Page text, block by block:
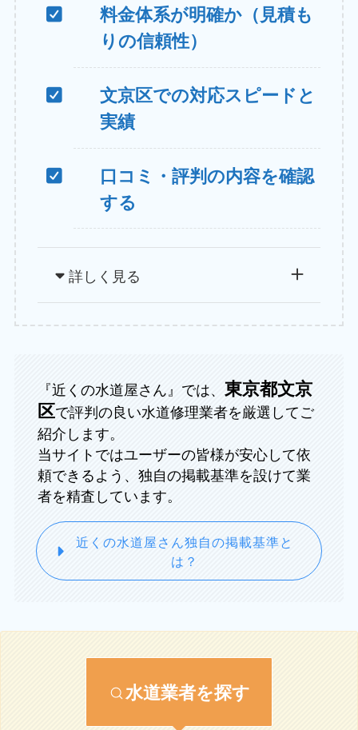
料金体系が明確か（見積も
りの信頼性）
文京区での対応スピードと
実績
口コミ・評判の内容を確認
する
詳しく見る
『近くの水道屋さん』では、 東京都文京
区で評判の良い水道修理業者を厳選してご
紹介します。
当サイトではユーザーの皆様が安心して依
頼できるよう、独自の掲載基準を設けて業
者を精査しています。
近くの水道屋さん独自の掲載基準と
は？
水道業者を探す